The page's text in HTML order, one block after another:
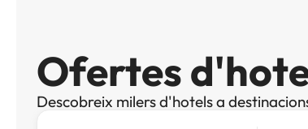
Ofertes
Descobreix milers d'hotels a